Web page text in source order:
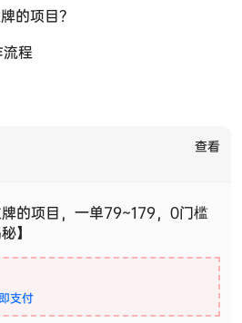
的项目？
程
查看
的项目，一单79~179，0门槛
】
支付